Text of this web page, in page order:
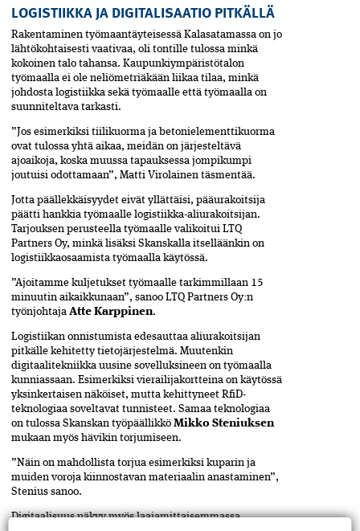
LOGISTIIKKA JA DIGITALISAATIO PITKÄLLÄ
Rakentaminen työmaantäyteisessä Kalasatamassa on jo
lähtökohtaisesti vaativaa, oli tontille tulossa minkä
kokoinen talo tahansa. Kaupunkiympäristötalon
työmaalla ei ole neliömetriäkään liikaa tilaa, minkä
johdosta logistiikka sekä työmaalle että työmaalla on
suunniteltava tarkasti.
”Jos esimerkiksi tiilikuorma ja betonielementtikuorma
ovat tulossa yhtä aikaa, meidän on järjesteltävä
ajoaikoja, koska muussa tapauksessa jompikumpi
joutuisi odottamaan”, Matti Virolainen täsmentää.
Jotta päällekkäisyydet eivät yllättäisi, pääurakoitsija
päätti hankkia työmaalle logistiikka-aliurakoitsijan.
Tarjouksen perusteella työmaalle valikoitui LTQ
Partners Oy, minkä lisäksi Skanskalla itselläänkin on
logistiikkaosaamista työmaalla käytössä.
”Ajoitamme kuljetukset työmaalle tarkimmillaan 15
minuutin aikaikkunaan”, sanoo LTQ Partners Oy:n
työnjohtaja Atte Karppinen.
Logistiikan onnistumista edesauttaa aliurakoitsijan
pitkälle kehitetty tietojärjestelmä. Muutenkin
digitaalitekniikka uusine sovelluksineen on työmaalla
kunniassaan. Esimerkiksi vierailijakortteina on käytössä
yksinkertaisen näköiset, mutta kehittyneet RfiD-
teknologiaa soveltavat tunnisteet. Samaa teknologiaa
on tulossa Skanskan työpäällikkö Mikko Steniuksen
mukaan myös hävikin torjumiseen.
”Näin on mahdollista torjua esimerkiksi kuparin ja
muiden voroja kiinnostavan materiaalin anastaminen”,
Stenius sanoo.
Digitaalisuus näkyy myös laajamittaisemmassa